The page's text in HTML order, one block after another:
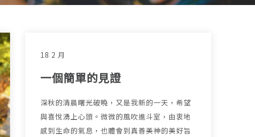
18 2 月
一個簡單的見證
深秋的清晨曙光破曉，又是我新的一天，希望
與喜悅湧上心頭。微微的風吹進斗室，由衷地
感到生命的氣息，也體會到真善美神的美好旨